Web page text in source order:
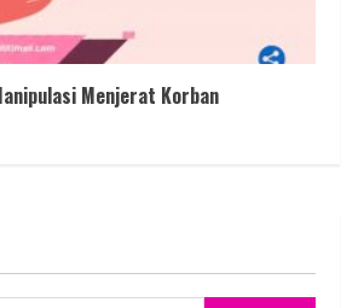
Menjerat Korban